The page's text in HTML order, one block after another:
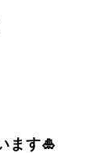
ます🎍